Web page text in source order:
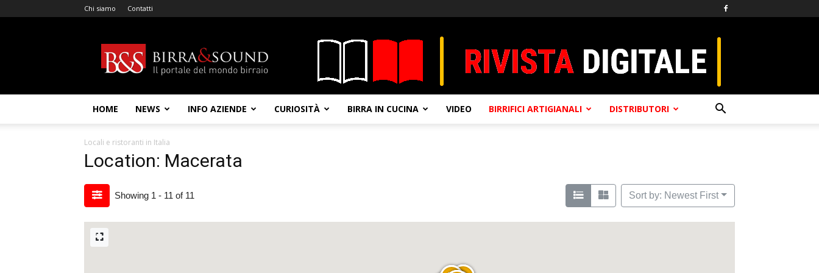
Chi siamo Contatti
&
Sound
HOME NEWS INFO AZIENDE CURIOSITÀ BIRRA IN CUCINA VIDEO BIRRIFICI ARTIGIANALI DISTRIBUTORI
Locali e ristoranti in Italia
Location: Macerata
Showing 1 - 11 of 11 Sort by: Newest First